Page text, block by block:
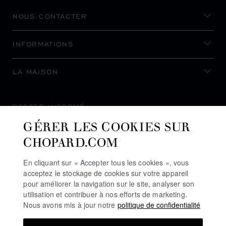
NOUS CONTACTER
INFORMATIONS
LA MAISON
RESTER INFORMÉ
S’INSCRIRE À LA NEWSLETTER
GÉRER LES COOKIES SUR
CHOPARD.COM
En cliquant sur « Accepter tous les cookies », vous
acceptez le stockage de cookies sur votre appareil
pour améliorer la navigation sur le site, analyser son
utilisation et contribuer à nos efforts de marketing.
Nous avons mis à jour notre politique de confidentialité